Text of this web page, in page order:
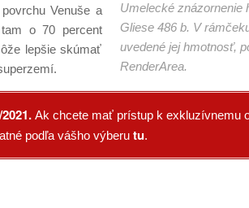
Umelecké znázornenie
Gliese 486 b. V
uvedené jej hmotnosť,
RenderArea.
Venuše a
o 70 percent
lepšie skúmať
Ak chcete mať prístup k exkluzívnemu
podľa vášho výberu tu.